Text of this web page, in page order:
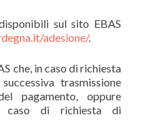
sul sito EBAS
adesione/.
che, in caso di richiesta
trasmissione
pagamento, oppure
caso di richiesta di